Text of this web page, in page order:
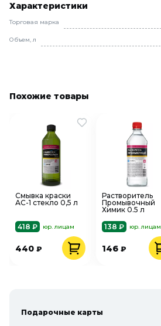
Характеристики
Торговая марка
Объем, л
Похожие товары
Смывка краски
АС-1 стекло 0,5 л
418 ₽ юр. лицам
440 ₽
Растворитель
Промывочный
Химик 0.5 л
138 ₽
юр. лицам
146 ₽
Подарочные карты